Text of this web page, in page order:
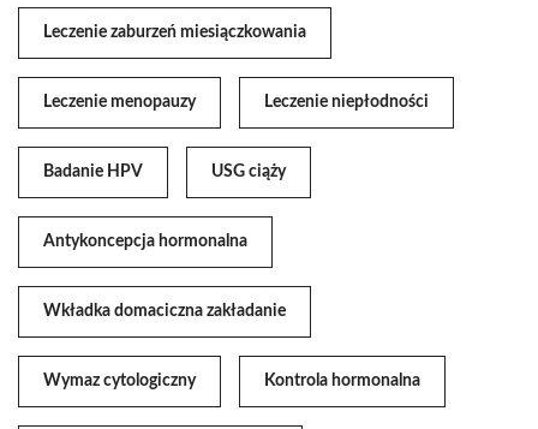
Leczenie zaburzeń miesiączkowania
Leczenie menopauzy Leczenie niepłodności
Badanie HPV USG ciąży
Antykoncepcja hormonalna
Wkładka domaciczna zakładanie
Wymaz cytologiczny Kontrola hormonalna